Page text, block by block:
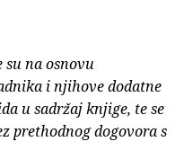
na osnovu
i njihove dodatne
u sadržaj knjige, te se
prethodnog dogovora s